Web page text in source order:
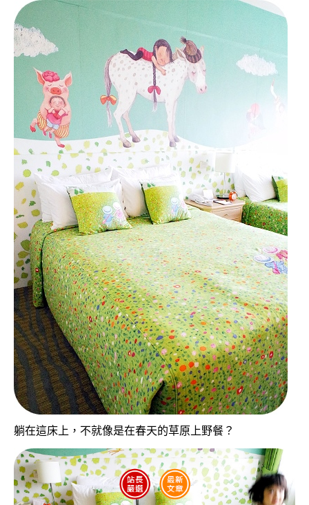
躺在這床上，不就像是在春天的草原上野餐？